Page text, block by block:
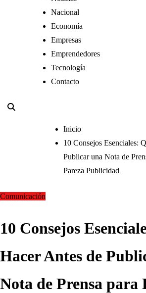
Nacional
Economía
Empresas
Emprendedores
Tecnología
Contacto
Inicio
10 Consejos Esenciales:
Publicar una Nota de
Pareza Publicidad
Comunicación
10 Consejos
Hacer Antes de
Nota de Prensa para